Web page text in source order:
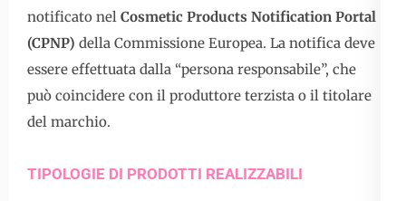
notificato nel Cosmetic Products Notification Portal
(CPNP) della Commissione Europea. La notifica deve
essere effettuata dalla “persona responsabile”, che
può coincidere con il produttore terzista o il titolare
del marchio.
TIPOLOGIE DI PRODOTTI REALIZZABILI